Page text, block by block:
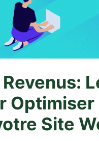
Site